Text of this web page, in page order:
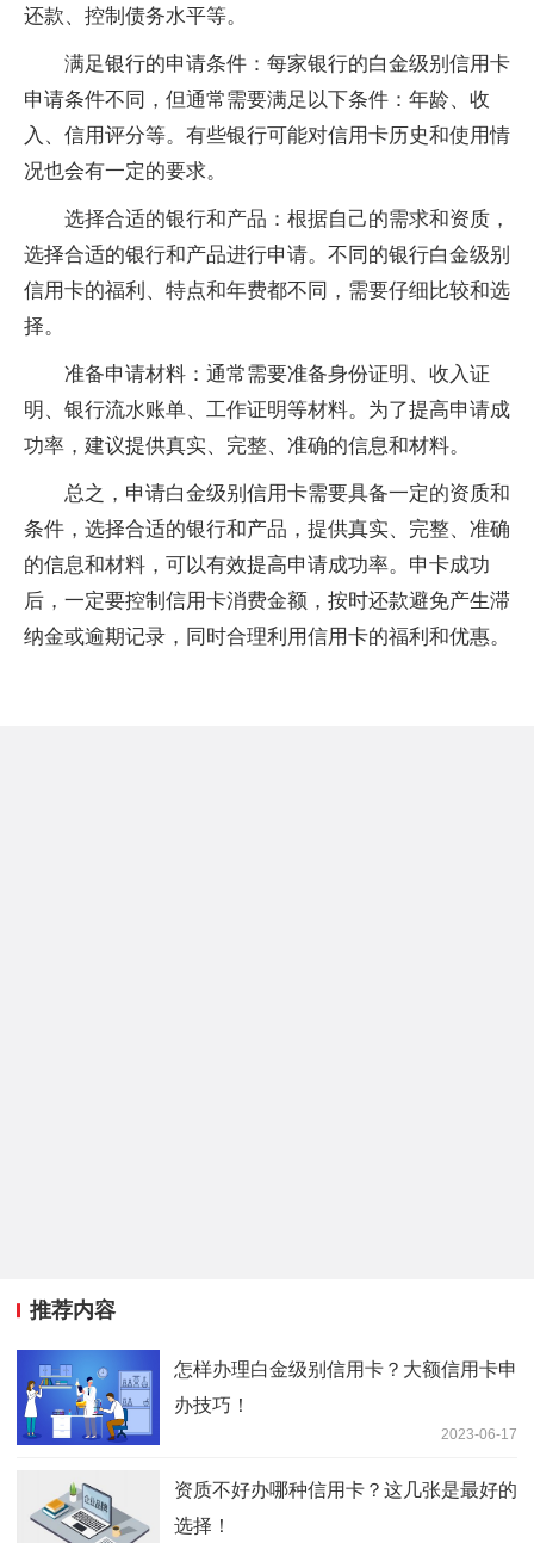
还款、控制债务水平等。
满足银行的申请条件：每家银行的白金级别信用卡
申请条件不同，但通常需要满足以下条件：年龄、收
入、信用评分等。有些银行可能对信用卡历史和使用情
况也会有一定的要求。
选择合适的银行和产品：根据自己的需求和资质，
选择合适的银行和产品进行申请。不同的银行白金级别
信用卡的福利、特点和年费都不同，需要仔细比较和选
择。
准备申请材料：通常需要准备身份证明、收入证
明、银行流水账单、工作证明等材料。为了提高申请成
功率，建议提供真实、完整、准确的信息和材料。
总之，申请白金级别信用卡需要具备一定的资质和
条件，选择合适的银行和产品，提供真实、完整、准确
的信息和材料，可以有效提高申请成功率。申卡成功
后，一定要控制信用卡消费金额，按时还款避免产生滞
纳金或逾期记录，同时合理利用信用卡的福利和优惠。
推荐内容
怎样办理白金级别信用卡？大额信用卡申
办技巧！
2023-06-17
资质不好办哪种信用卡？这几张是最好的
选择！